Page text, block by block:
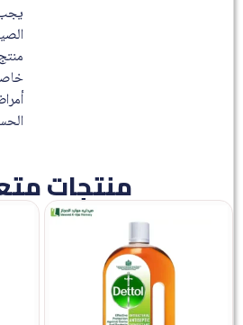
يجب
منتج
خاصة
منتجات